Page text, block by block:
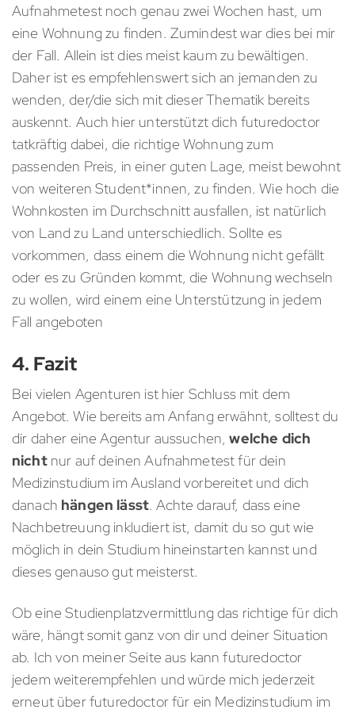
Aufnahmetest noch genau zwei Wochen hast, um
eine Wohnung zu finden. Zumindest war dies bei mir
der Fall. Allein ist dies meist kaum zu bewältigen.
Daher ist es empfehlenswert sich an jemanden zu
wenden, der/die sich mit dieser Thematik bereits
auskennt. Auch hier unterstützt dich futuredoctor
tatkräftig dabei, die richtige Wohnung zum
passenden Preis, in einer guten Lage, meist bewohnt
von weiteren Student*innen, zu finden. Wie hoch die
Wohnkosten im Durchschnitt ausfallen, ist natürlich
von Land zu Land unterschiedlich. Sollte es
vorkommen, dass einem die Wohnung nicht gefällt
oder es zu Gründen kommt, die Wohnung wechseln
zu wollen, wird einem eine Unterstützung in jedem
Fall angeboten
4. Fazit
Bei vielen Agenturen ist hier Schluss mit dem
Angebot. Wie bereits am Anfang erwähnt, solltest du
dir daher eine Agentur aussuchen,welche dich
nichtnur auf deinen Aufnahmetest für dein
Medizinstudium im Ausland vorbereitet und dich
danach hängen lässt. Achte darauf, dass eine
Nachbetreuung inkludiert ist, damit du so gut wie
möglich in dein Studium hineinstarten kannst und
dieses genauso gut meisterst.
Ob eine Studienplatzvermittlung das richtige für dich
wäre, hängt somit ganz von dir und deiner Situation
ab. Ich von meiner Seite aus kann futuredoctor
jedem weiterempfehlen und würde mich jederzeit
erneut über futuredoctor für ein Medizinstudium im